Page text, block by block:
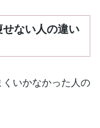
ない人の違い
いかなかった人の